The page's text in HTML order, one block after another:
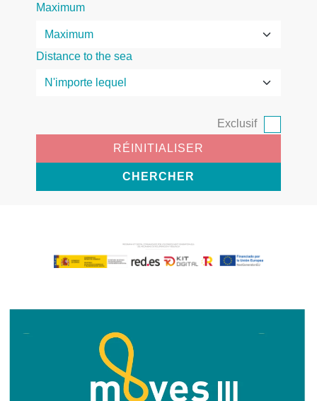
Maximum
Distance to the sea
Exclusif
RÉINITIALISER
CHERCHER